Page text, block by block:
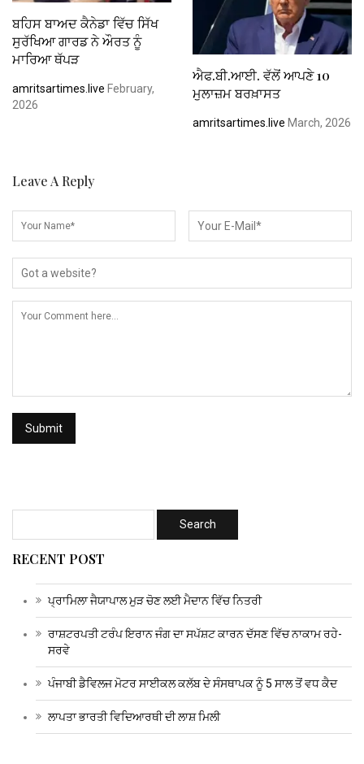
ਬਹਿਸ ਬਾਅਦ ਕੈਨੇਡਾ ਵਿੱਚ ਸਿੱਖ
ਸੁਰੱਖਿਆ ਗਾਰਡ ਨੇ ਔਰਤ ਨੂੰ
ਮਾਰਿਆ ਥੱਪੜ
amritsartimes.live February,
2026
ਐਫ.ਬੀ.ਆਈ. ਵੱਲੋਂ ਆਪਣੇ 10
ਮੁਲਾਜ਼ਮ ਬਰਖ਼ਾਸਤ
amritsartimes.live March, 2026
Leave A Reply
RECENT POST
ਪ੍ਰਾਮਿਲਾ ਜੈਯਾਪਾਲ ਮੁੜ ਚੋਣ ਲਈ ਮੈਦਾਨ ਵਿੱਚ ਨਿਤਰੀ
ਰਾਸ਼ਟਰਪਤੀ ਟਰੰਪ ਇਰਾਨ ਜੰਗ ਦਾ ਸਪੱਸ਼ਟ ਕਾਰਨ ਦੱਸਣ ਵਿੱਚ ਨਾਕਾਮ ਰਹੇ-
ਸਰਵੇ
ਪੰਜਾਬੀ ਡੈਵਿਲਜ ਮੋਟਰ ਸਾਈਕਲ ਕਲੱਬ ਦੇ ਸੰਸਥਾਪਕ ਨੂੰ 5 ਸਾਲ ਤੋਂ ਵਧ ਕੈਦ
ਲਾਪਤਾ ਭਾਰਤੀ ਵਿਦਿਆਰਥੀ ਦੀ ਲਾਸ਼ ਮਿਲੀ